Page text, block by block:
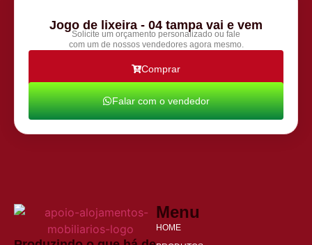
Jogo de lixeira - 04 tampa vai e vem
Solicite um orçamento personalizado ou fale
com um de nossos vendedores agora mesmo.
Comprar
Falar com o vendedor
Menu
HOME